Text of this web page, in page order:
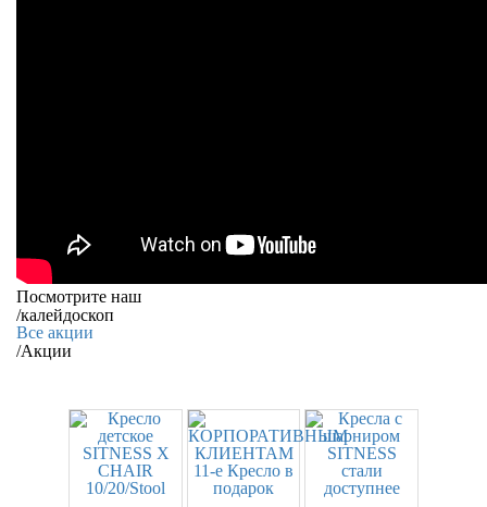
Посмотрите наш
/калейдоскоп
Все акции
/Акции